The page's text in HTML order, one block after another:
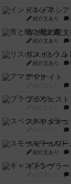
インドネシア
紹介文あり
宵と暁の呪文
紹介文あり
リスボン・ト
紹介文あり
アマナイト
ブラヴェスト
スペクタキュ
スモールワー
紹介文あり
ギャンブラー